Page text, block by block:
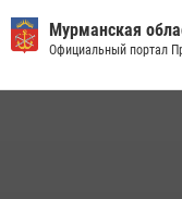
Мурманская
Официальный портал